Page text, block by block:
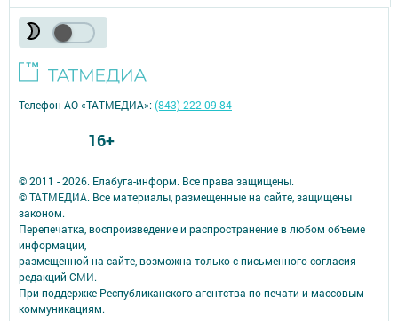
© 2011 - 2026. Елабуга-информ. Все права защищены.
© ТАТМЕДИА. Все материалы, размещенные на сайте, защищены
законом.
Перепечатка, воспроизведение и распространение в любом объеме
информации,
размещенной на сайте, возможна только с письменного согласия
редакций СМИ.
При поддержке Республиканского агентства по печати и массовым
коммуникациям.
Телефон АО «ТАТМЕДИА»:(843) 222 09 84
16+